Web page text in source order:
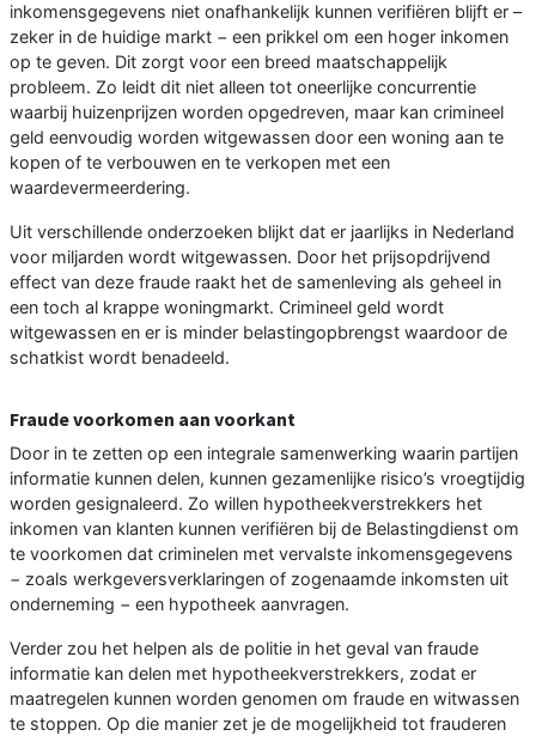
inkomensgegevens niet onafhankelijk kunnen verifiëren blijft er –
zeker in de huidige markt − een prikkel om een hoger inkomen
op te geven. Dit zorgt voor een breed maatschappelijk
probleem. Zo leidt dit niet alleen tot oneerlijke concurrentie
waarbij huizenprijzen worden opgedreven, maar kan crimineel
geld eenvoudig worden witgewassen door een woning aan te
kopen of te verbouwen en te verkopen met een
waardevermeerdering.
Uit verschillende onderzoeken blijkt dat er jaarlijks in Nederland
voor miljarden wordt witgewassen. Door het prijsopdrijvend
effect van deze fraude raakt het de samenleving als geheel in
een toch al krappe woningmarkt. Crimineel geld wordt
witgewassen en er is minder belastingopbrengst waardoor de
schatkist wordt benadeeld.
Fraude voorkomen aan voorkant
Door in te zetten op een integrale samenwerking waarin partijen
informatie kunnen delen, kunnen gezamenlijke risico’s vroegtijdig
worden gesignaleerd. Zo willen hypotheekverstrekkers het
inkomen van klanten kunnen verifiëren bij de Belastingdienst om
te voorkomen dat criminelen met vervalste inkomensgegevens
− zoals werkgeversverklaringen of zogenaamde inkomsten uit
onderneming − een hypotheek aanvragen.
Verder zou het helpen als de politie in het geval van fraude
informatie kan delen met hypotheekverstrekkers, zodat er
maatregelen kunnen worden genomen om fraude en witwassen
te stoppen. Op die manier zet je de mogelijkheid tot frauderen